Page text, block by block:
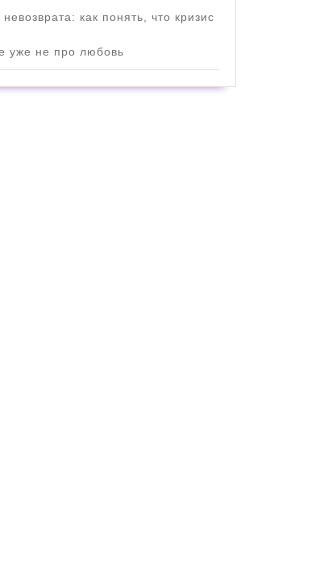
невозврата: как понять, что кризис
уже не про любовь